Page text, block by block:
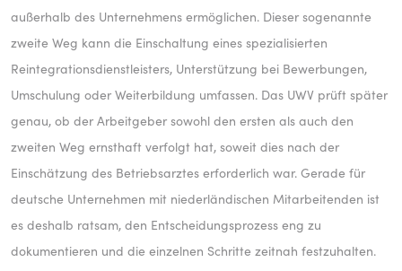
außerhalb des Unternehmens ermöglichen. Dieser sogenannte
zweite Weg kann die Einschaltung eines spezialisierten
Reintegrationsdienstleisters, Unterstützung bei Bewerbungen,
Umschulung oder Weiterbildung umfassen. Das UWV prüft später
genau, ob der Arbeitgeber sowohl den ersten als auch den
zweiten Weg ernsthaft verfolgt hat, soweit dies nach der
Einschätzung des Betriebsarztes erforderlich war. Gerade für
deutsche Unternehmen mit niederländischen Mitarbeitenden ist
es deshalb ratsam, den Entscheidungsprozess eng zu
dokumentieren und die einzelnen Schritte zeitnah festzuhalten.